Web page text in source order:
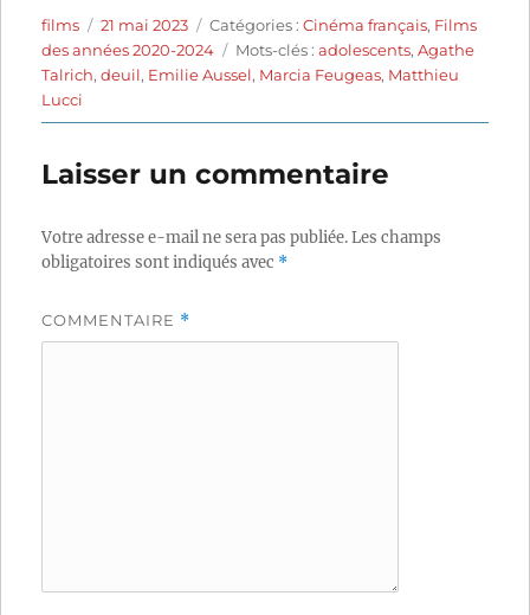
Auteur
films
Publié
le
21 mai 2023 Catégories
Catégories :Cinéma français, Films
des années 2020-2024
Étiquettes
Mots-clés :adolescents,Agathe
Talrich,deuil, Emilie Aussel, Marcia Feugeas, Matthieu
Lucci
Laisser un commentaire
Votre adresse e-mail ne sera pas publiée.Les champs
obligatoires sont indiqués avec *
COMMENTAIRE *